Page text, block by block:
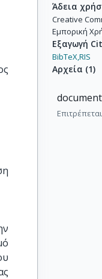
Άδεια
Creative
Εμπορική
Εξαγωγή
BibTeX,RIS
Αρχεία (1)